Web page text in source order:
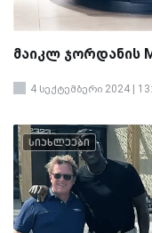
მაიკლ ჯორდანის
4 სექტემბერი 2024 |
სიახლეები